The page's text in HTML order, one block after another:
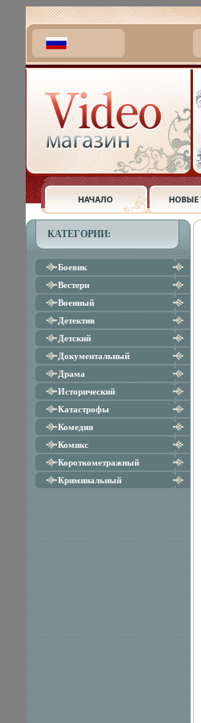
КАТЕГОРИИ:
Боевик
Вестерн
Военный
Детектив
Детский
Документальный
Драма
Исторический
Катастрофы
Комедия
Комикс
Короткометражный
Криминальный